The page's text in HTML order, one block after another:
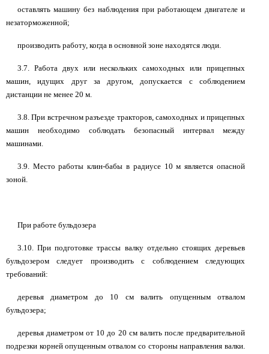
оставлять машину без наблюдения при работающем двигателе и
незаторможенной;
производить работу, когда в основной зоне находятся люди.
3.7. Работа двух или нескольких самоходных или прицепных
машин, идущих друг за другом, допускается с соблюдением
дистанции не менее 20 м.
3.8. При встречном разъезде тракторов, самоходных и прицепных
машин необходимо соблюдать безопасный интервал между
машинами.
3.9. Место работы клин-бабы в радиусе 10 м является опасной
зоной.
При работе бульдозера
3.10. При подготовке трассы валку отдельно стоящих деревьев
бульдозером следует производить с соблюдением следующих
требований:
деревья диаметром до 10 см валить опущенным отвалом
бульдозера;
деревья диаметром от 10 до 20 см валить после предварительной
подрезки корней опущенным отвалом со стороны направления валки.